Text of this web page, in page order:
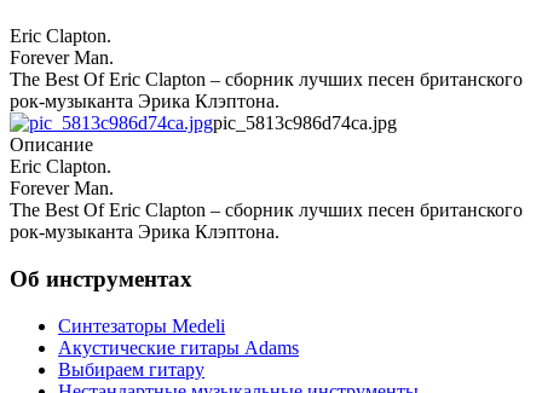
Eric Clapton.
Forever Man.
The Best Of Eric Clapton – сборник лучших песен британского
рок-музыканта Эрика Клэптона.
pic_5813c986d74ca.jpg
Описание
Eric Clapton.
Forever Man.
The Best Of Eric Clapton – сборник лучших песен британского
рок-музыканта Эрика Клэптона.
Об инструментах
Синтезаторы Мedeli
Акустические гитары Adams
Выбираем гитару